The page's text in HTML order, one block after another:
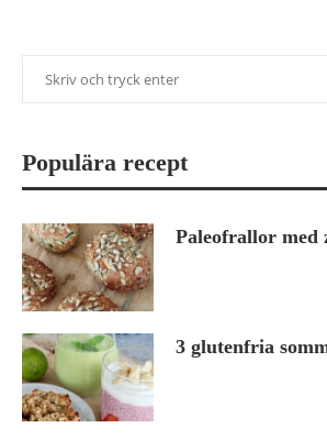
Populära recept
Paleofrallor med
3 glutenfria